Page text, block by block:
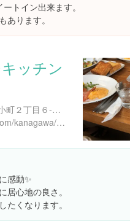
トイン出来ます。
あります。
ッチン
神奈川県鎌倉市小町２丁目６-２８
https://tabelog.com/kanagawa/A1404/A140402/14050545/
感動✨
居心地の良さ。
たくなります。